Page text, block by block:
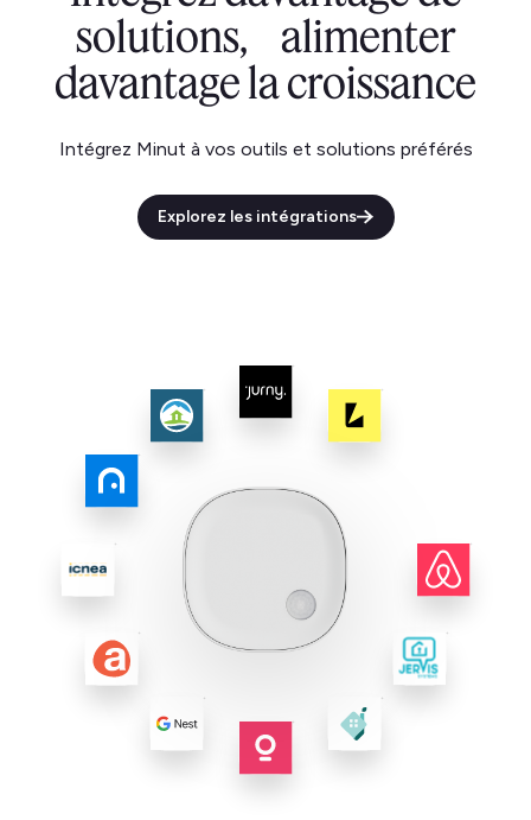
solutions, alimenter
davantage la croissance
Intégrez Minut à vos outils et solutions préférés
Explorez les intégrations